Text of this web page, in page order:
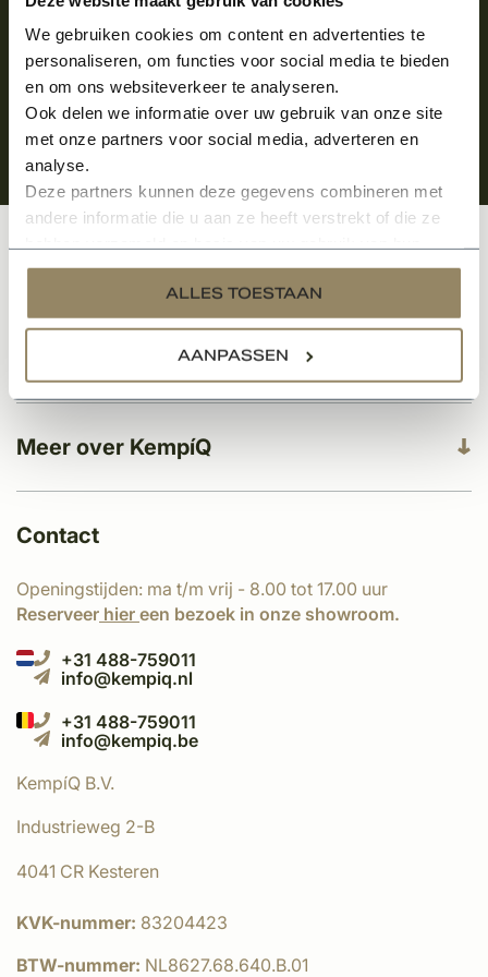
We gebruiken cookies om content en advertenties te
personaliseren, om functies voor social media te bieden
en om ons websiteverkeer te analyseren.
Ook delen we informatie over uw gebruik van onze site
met onze partners voor social media, adverteren en
analyse.
Deze partners kunnen deze gegevens combineren met
andere informatie die u aan ze heeft verstrekt of die ze
services.
ALLES TOESTAAN
AANPASSEN
Meer over KempíQ
Klantenservice
Contact
Openingstijden: ma t/m vrij - 8.00 tot 17.00 uur
Reserveer hier een bezoek in onze showroom.
+31 488-759011
info@kempiq.nl
+31 488-759011
info@kempiq.be
KempíQ B.V.
Industrieweg 2-B
4041 CR Kesteren
KVK-nummer: 83204423
BTW-nummer: NL8627.68.640.B.01